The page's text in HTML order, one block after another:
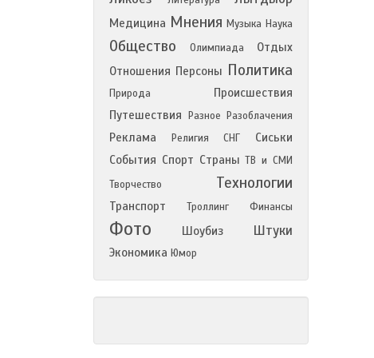
Медицина Мнения Музыка Наука
Общество Олимпиада
Отдых
Отношения Персоны Политика
Природа
Происшествия
Путешествия
Разное Разоблачения
Реклама Религия СНГ
Сиськи
События Спорт Страны ТВ и СМИ
Творчество
Технологии
Транспорт Троллинг Финансы
Фото Шоубиз Штуки
Экономика Юмор